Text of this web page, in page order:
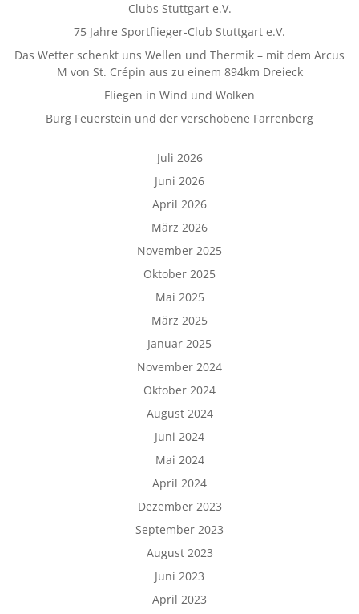
Clubs Stuttgart e.V.
75 Jahre Sportflieger-Club Stuttgart e.V.
Das Wetter schenkt uns Wellen und Thermik – mit dem Arcus
M von St. Crépin aus zu einem 894km Dreieck
Fliegen in Wind und Wolken
Burg Feuerstein und der verschobene Farrenberg
Juli 2026
Juni 2026
April 2026
März 2026
November 2025
Oktober 2025
Mai 2025
März 2025
Januar 2025
November 2024
Oktober 2024
August 2024
Juni 2024
Mai 2024
April 2024
Dezember 2023
September 2023
August 2023
Juni 2023
April 2023